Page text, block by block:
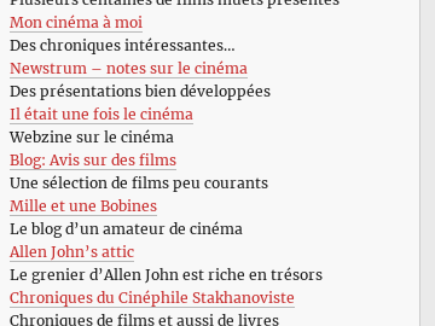
Mon cinéma à moi
Des chroniques intéressantes…
Newstrum – notes sur le cinéma
Des présentations bien développées
Il était une fois le cinéma
Webzine sur le cinéma
Blog: Avis sur des films
Une sélection de films peu courants
Mille et une Bobines
Le blog d’un amateur de cinéma
Allen John’s attic
Le grenier d’Allen John est riche en trésors
Chroniques du Cinéphile Stakhanoviste
Chroniques de films et aussi de livres